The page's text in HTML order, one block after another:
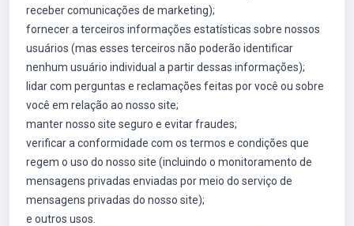
receber comunicações de marketing);
fornecer a terceiros informações estatísticas sobre nossos
usuários (mas esses terceiros não poderão identificar
nenhum usuário individual a partir dessas informações);
lidar com perguntas e reclamações feitas por você ou sobre
você em relação ao nosso site;
manter nosso site seguro e evitar fraudes;
verificar a conformidade com os termos e condições que
regem o uso do nosso site (incluindo o monitoramento de
mensagens privadas enviadas por meio do serviço de
mensagens privadas do nosso site);
e outros usos.